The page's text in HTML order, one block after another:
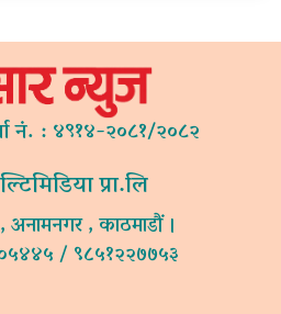
नं. : ४९१४-२०८१/२०८२
प्रा.लि
, काठमाडौं ।
/ ९८५१२२७७५३